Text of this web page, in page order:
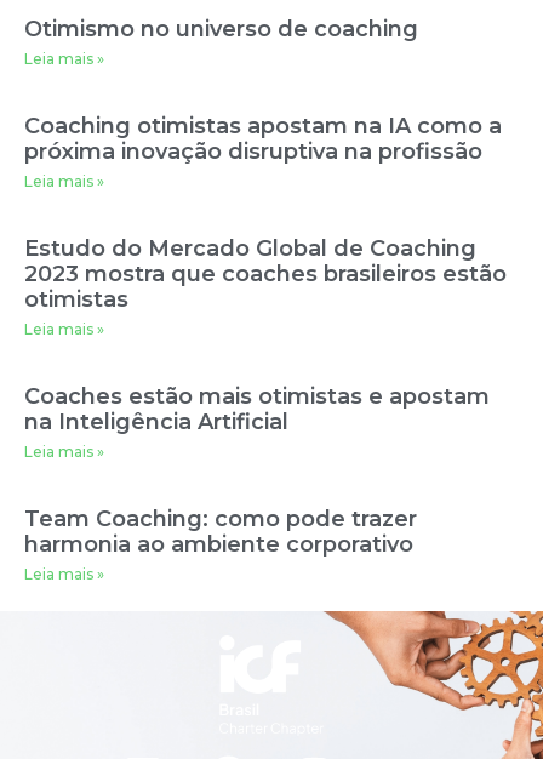
Otimismo no universo de coaching
Leia mais »
Coaching otimistas apostam na IA como a
próxima inovação disruptiva na profissão
Leia mais »
Estudo do Mercado Global de Coaching
2023 mostra que coaches brasileiros estão
otimistas
Leia mais »
Coaches estão mais otimistas e apostam
na Inteligência Artificial
Leia mais »
Team Coaching: como pode trazer
harmonia ao ambiente corporativo
Leia mais »